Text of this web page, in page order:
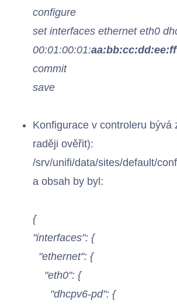
configure
set interfaces ethernet eth0
00:01:00:01:aa:bb:cc:dd:ee:ff
commit
save
Konfigurace v controleru bývá
raději ověřit):
/srv/unifi/data/sites/default/
a obsah by byl:
{
"interfaces": {
"ethernet": {
"eth0": {
"dhcpv6-pd": {